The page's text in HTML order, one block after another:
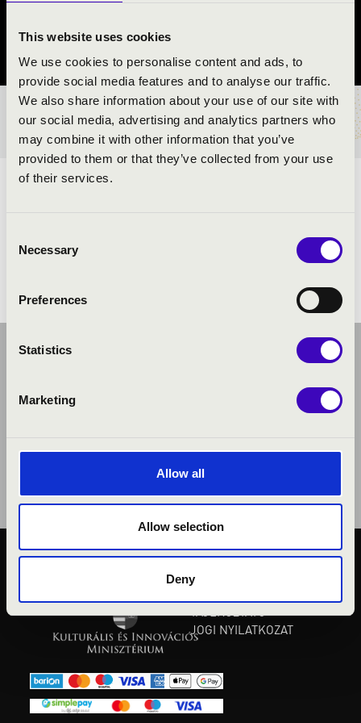
This website uses cookies
We use cookies to personalise content and ads, to
provide social media features and to analyse our traffic.
We also share information about your use of our site with
our social media, advertising and analytics partners who
may combine it with other information that you’ve
provided to them or that they’ve collected from your use
of their services.
Selection
Necessary
Preferences
Statistics
Marketing
Allow all
Allow selection
Deny
BÉRLET- ÉS JEGYÁRAK
KÖZÉRDEKŰ ADATOK
JOGI NYILATKOZAT